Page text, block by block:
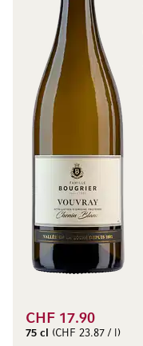
CHF 17.90
75 cl (CHF 23.87 / l)